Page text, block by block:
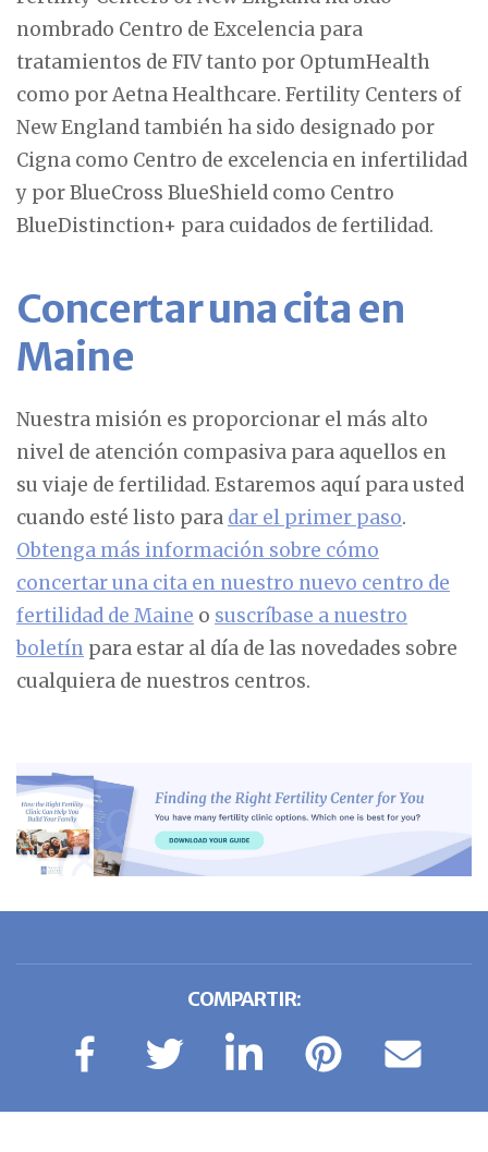
nombrado Centro de Excelencia para
tratamientos de FIV tanto por OptumHealth
como por Aetna Healthcare. Fertility Centers of
New England también ha sido designado por
Cigna como Centro de excelencia en infertilidad
y por BlueCross BlueShield como Centro
BlueDistinction+ para cuidados de fertilidad.
Concertar una cita en
Maine
Nuestra misión es proporcionar el más alto
nivel de atención compasiva para aquellos en
su viaje de fertilidad. Estaremos aquí para usted
cuando esté listo para dar el primer paso.
Obtenga más información sobre cómo
concertar una cita en nuestro nuevo centro de
fertilidad de Maine o suscríbase a nuestro
boletín para estar al día de las novedades sobre
cualquiera de nuestros centros.
COMPARTIR: